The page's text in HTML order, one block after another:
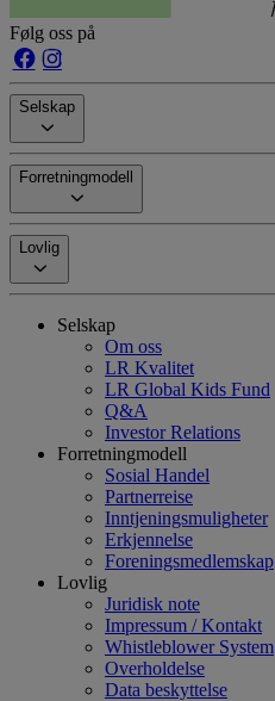
Følg oss på
Selskap
Forretningmodell
Lovlig
Selskap
Om oss
LR Kvalitet
LR Global Kids Fund
Q&A
Investor Relations
Forretningmodell
Sosial Handel
Partnerreise
Inntjeningsmuligheter
Erkjennelse
Foreningsmedlemskap
Lovlig
Juridisk note
Impressum / Kontakt
Whistleblower System
Overholdelse
Data beskyttelse